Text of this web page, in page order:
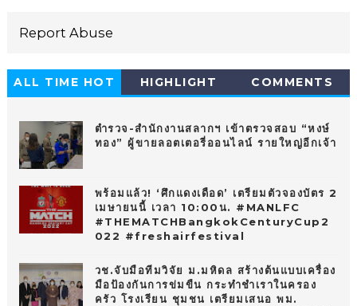
Report Abuse
ALL TIME HOT
HIGHLIGHT COMMENTS
ตำรวจ-สำนักงานสลากฯ เข้าตรวจสอบ “หงษ์
ทอง” ผู้ขายลอตเตอรี่ออนไลน์ รายใหญ่อีกเจ้า
พร้อมแล้ว! ‘ศึกแดงเดือด’ เตรียมตัวจองบัตร 2
เมษายนนี้ เวลา 10:00น. #MANLFC
#THEMATCHBangkokCenturyCup2
022 #freshairfestival
วช.จับมือทีมวิจัย ม.มหิดล สร้างต้นแบบเครื่อง
มือป้องกันการข่มขืน กระทำชำเราในครอง
ครัว โรงเรียน ชุมชน เตรียมเสนอ พม.